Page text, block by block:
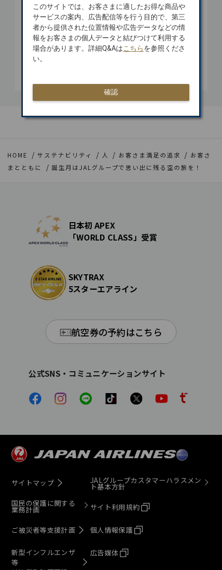
HOME サステナビリティ 人 お客さま満足の追求
お客さ
まとともに
誕生月はJALグループで思い出に残る空の旅を！
日本初 APEX
「WORLD CLASS」受賞
SKYTRAX
5スターエアライン
航空券の予約はこちら
公式SNS・コミュニケーションサイト
サイトマップ
国民の保護に関する
業務計画
ご被災者等支援計画
新型インフルエンザ
等
JALグループカスタマーハラスメン
ト基本方針
サイト利用規約
個人情報保護
広告媒体
このサイトでは、お客さまに適したお得な商品や
サービスの案内、広告配信等を行う目的で、第三
者から提供された位置情報や広告データなどの情
報をお客さまの個人データと結びつけて利用する
場合があります。詳細Q&Aはこちらを参照くださ
い。
確認